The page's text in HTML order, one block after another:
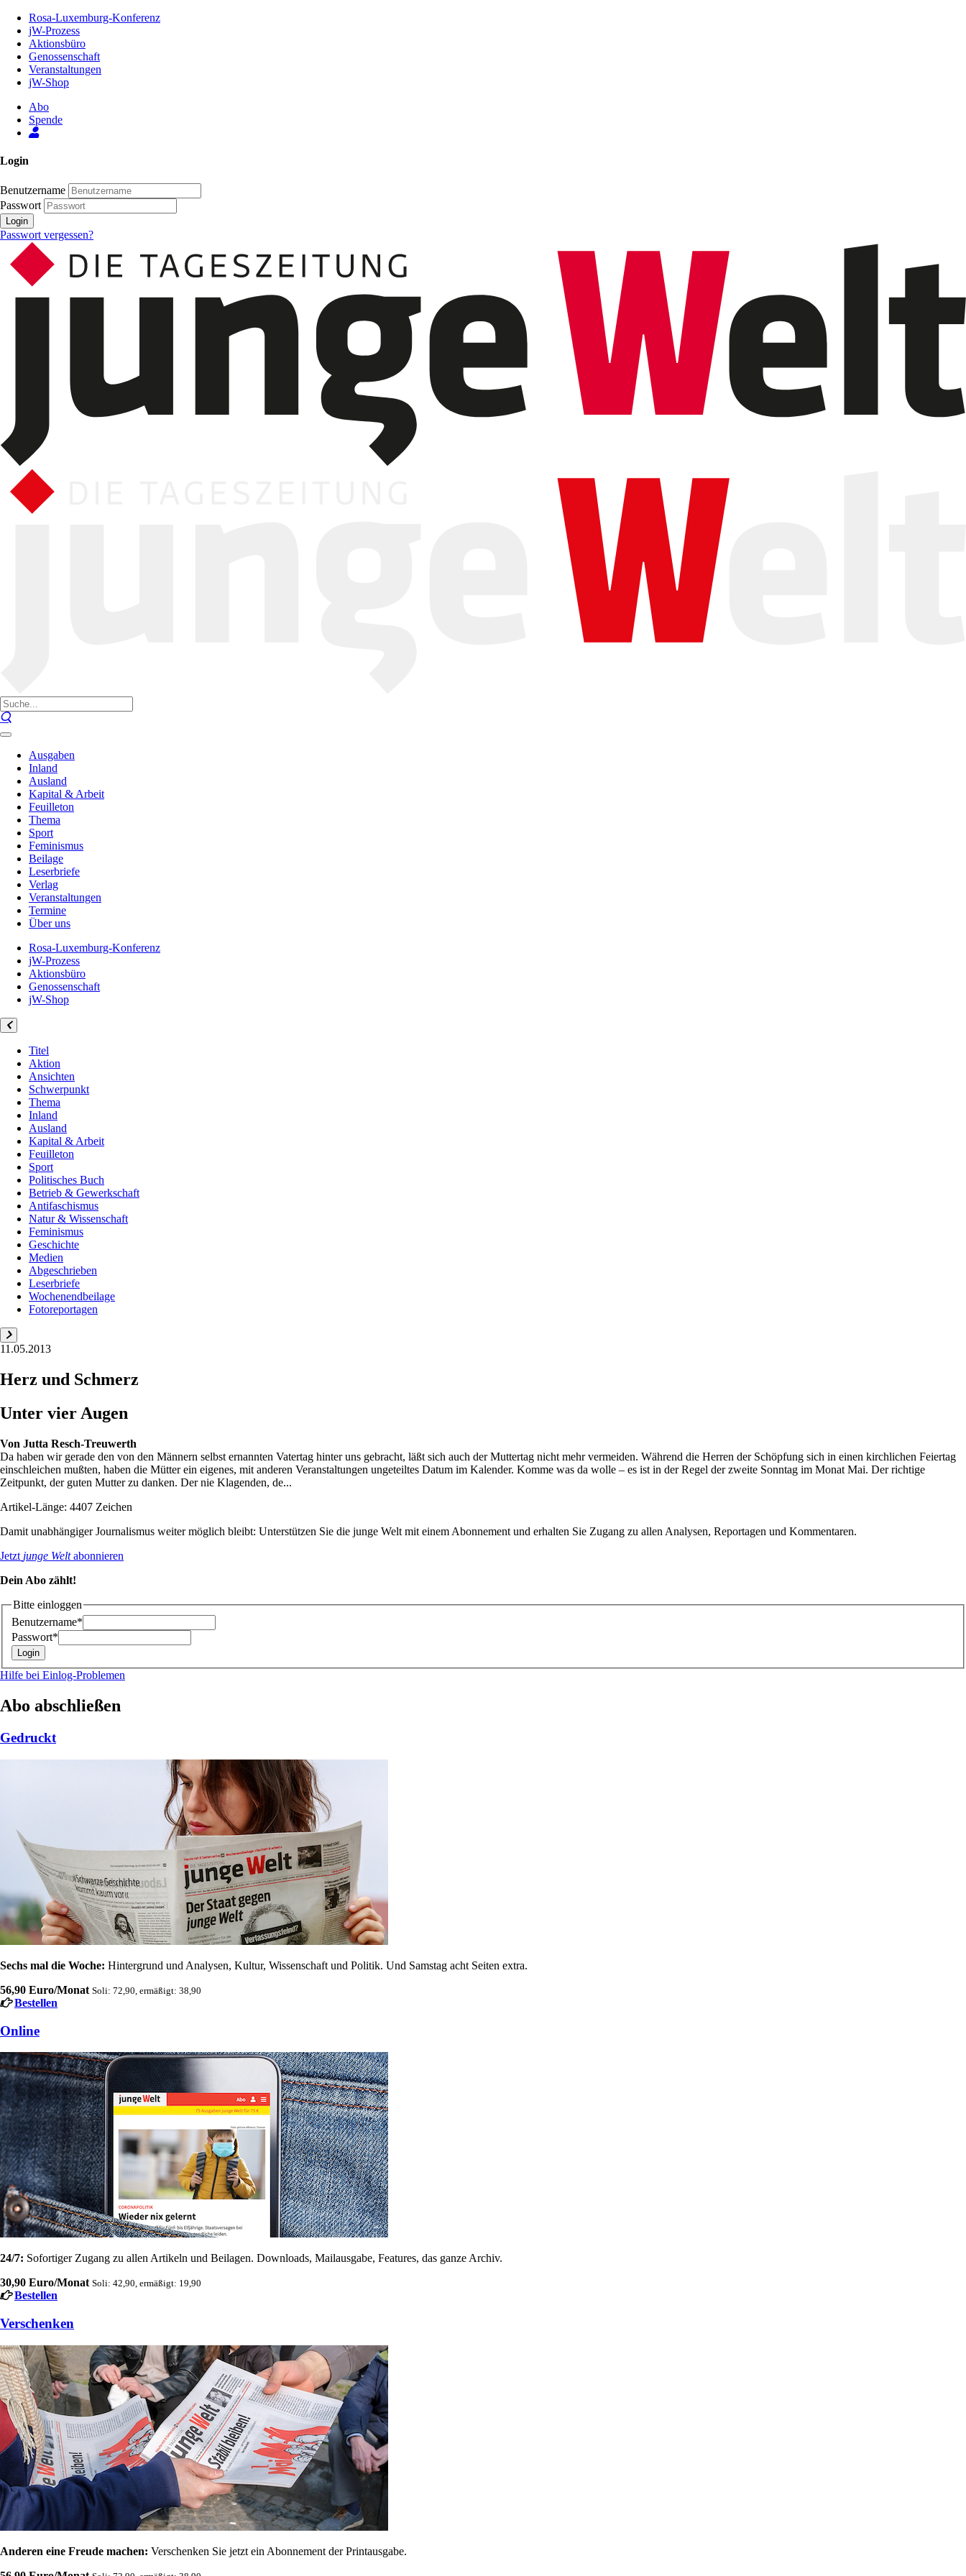
Inhalt
Seite
Rosa-Luxemburg-Konferenz
jW-Prozess
Aktionsbüro
Genossenschaft
Veranstaltungen
jW-Shop
Abo
Spende
Login
Benutzername
Passwort
Login
Passwort vergessen?
Ausgaben
Inland
Ausland
Kapital & Arbeit
Feuilleton
Thema
Sport
Feminismus
Beilage
Leserbriefe
Verlag
Veranstaltungen
Termine
Über uns
Rosa-Luxemburg-Konferenz
jW-Prozess
Aktionsbüro
Genossenschaft
jW-Shop
Titel
Aktion
Ansichten
Schwerpunkt
Thema
Inland
Ausland
Kapital & Arbeit
Feuilleton
Sport
Politisches Buch
Betrieb & Gewerkschaft
Antifaschismus
Natur & Wissenschaft
Feminismus
Geschichte
Medien
Abgeschrieben
Leserbriefe
Wochenendbeilage
Fotoreportagen
11.05.2013
Herz und Schmerz
Unter vier Augen
Von Jutta Resch-Treuwerth
Da haben wir gerade den von den Männern selbst ernannten Vatertag hinter uns gebracht, läßt sich auch der Muttertag nicht mehr vermeiden. Während die Herren der Schöpfung sich in einen kirchlichen Feiertag
einschleichen mußten, haben die Mütter ein eigenes, mit anderen Veranstaltungen ungeteiltes Datum im Kalender. Komme was da wolle – es ist in der Regel der zweite Sonntag im Monat Mai. Der richtige
Zeitpunkt, der guten Mutter zu danken. Der nie Klagenden, de...
Artikel-Länge: 4407 Zeichen
Damit unabhängiger Journalismus weiter möglich bleibt: Unterstützen Sie die junge Welt mit einem Abonnement und erhalten Sie Zugang zu allen Analysen, Reportagen und Kommentaren.
Jetzt junge Weltabonnieren
Dein Abo zählt!
Bitte einloggen
Benutzername*
Passwort*
Hilfe bei Einlog-Problemen
Abo abschließen
Gedruckt
Sechs mal die Woche: Hintergrund und Analysen, Kultur, Wissenschaft und Politik. Und Samstag acht Seiten extra.
56,90 Euro/Monat Soli: 72,90, ermäßigt: 38,90
Bestellen
Online
24/7: Sofortiger Zugang zu allen Artikeln und Beilagen. Downloads, Mailausgabe, Features, das ganze Archiv.
30,90 Euro/Monat Soli: 42,90, ermäßigt: 19,90
Bestellen
Verschenken
Anderen eine Freude machen: Verschenken Sie jetzt ein Abonnement der Printausgabe.